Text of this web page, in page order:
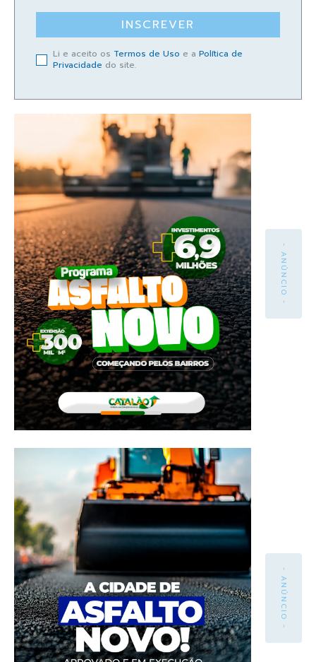
INSCREVER
Li e aceito os Termos de Uso e a Política de
Privacidade do site.
- ANÚNCIO -
- ANÚNCIO -